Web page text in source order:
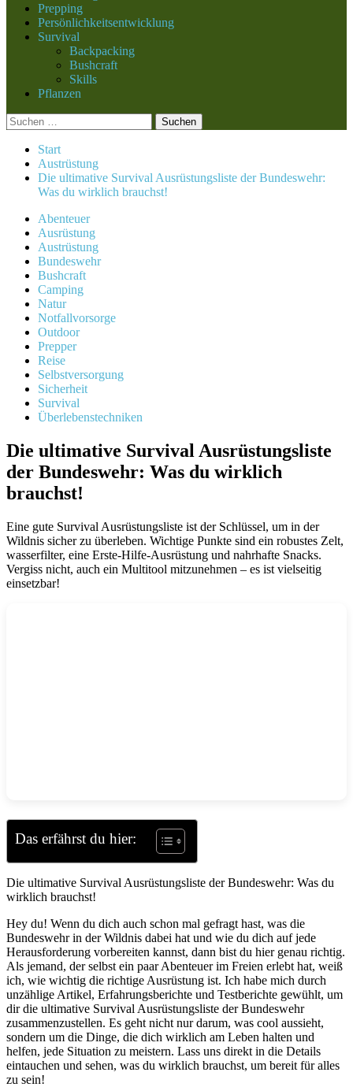
Prepping
Persönlichkeitsentwicklung
Survival
Backpacking
Bushcraft
Skills
Pflanzen
Suchen
nach:
Start
Austrüstung
Die ultimative Survival Ausrüstungsliste der Bundeswehr:
Was du wirklich brauchst!
Abenteuer
Ausrüstung
Austrüstung
Bundeswehr
Bushcraft
Camping
Natur
Notfallvorsorge
Outdoor
Prepper
Reise
Selbstversorgung
Sicherheit
Survival
Überlebenstechniken
Die ultimative Survival Ausrüstungsliste
der Bundeswehr: Was du wirklich
brauchst!
Eine gute Survival Ausrüstungsliste ist der Schlüssel, um in der
Wildnis sicher zu überleben. Wichtige Punkte sind ein robustes Zelt,
wasserfilter, eine Erste-Hilfe-Ausrüstung und nahrhafte Snacks.
Vergiss nicht, auch ein Multitool mitzunehmen – es ist vielseitig
einsetzbar!
Das erfährst du hier:
Die ultimative Survival Ausrüstungsliste ⁢der​ Bundeswehr: Was⁤ du
wirklich brauchst!
Hey du! Wenn du ‍dich auch ⁢schon mal gefragt hast, was die
Bundeswehr in der Wildnis dabei ⁤hat und wie du ⁤dich auf jede
⁢Herausforderung vorbereiten kannst, dann⁣ bist du hier genau⁢ richtig.
‍Als⁢ jemand, der‍ selbst⁢ ein paar Abenteuer im Freien erlebt hat, weiß
‍ich, wie wichtig die richtige ⁤Ausrüstung ist. Ich habe mich durch
unzählige Artikel, Erfahrungsberichte und​ Testberichte ⁢gewühlt, um
dir die ultimative Survival Ausrüstungsliste der Bundeswehr
zusammenzustellen. Es geht‌ nicht nur darum, was cool aussieht,
sondern⁢ um ⁤die Dinge, die dich wirklich⁢ am Leben halten und
helfen, jede Situation‍ zu meistern. Lass uns direkt in die Details
eintauchen und sehen, was du wirklich brauchst, um bereit für alles
zu ‌sein!